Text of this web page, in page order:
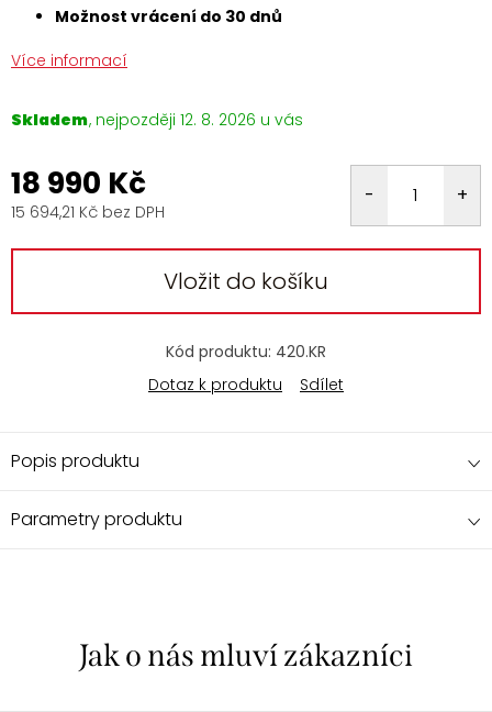
Možnost vrácení do 30 dnů
Více informací
Skladem 12. 8. 2026
18 990 Kč
15 694,21 Kč bez DPH
cena:
Vložit do košíku
Kód produktu: 420.KR
Dotaz k produktu
Sdílet
Popis produktu
Parametry produktu